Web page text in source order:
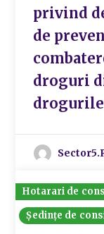
privind
de
droguri
drogurile
Hotarari de
Ședințe de